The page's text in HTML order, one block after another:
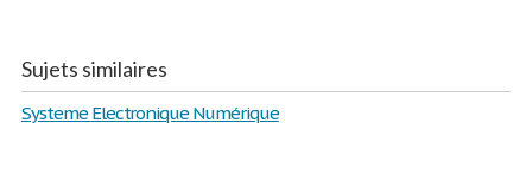
Sujets similaires
Systeme Electronique Numérique